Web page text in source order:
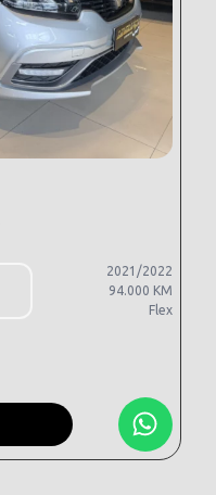
2021/2022
94.000 KM
Flex